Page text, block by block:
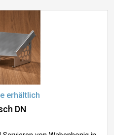
erhältlich
DN